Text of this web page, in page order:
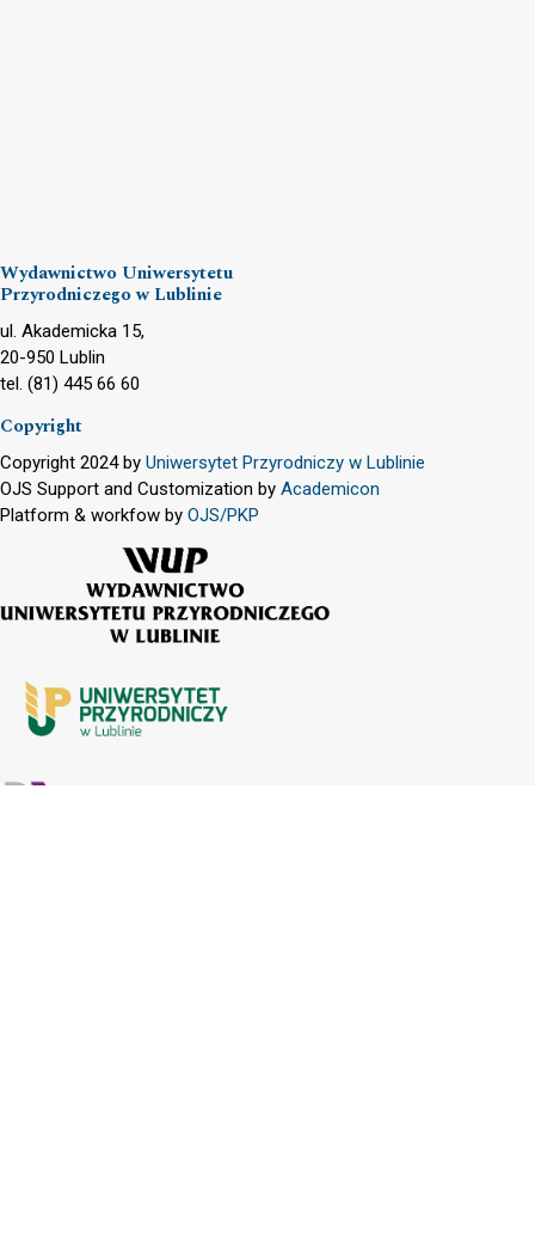
Wydawnictwo Uniwersytetu
Przyrodniczego w Lublinie
ul. Akademicka 15,
20-950 Lublin
tel. (81) 445 66 60
Copyright
Copyright 2024 by Uniwersytet Przyrodniczy w Lublinie
OJS Support and Customization by Academicon
Platform & workfow by OJS/PKP